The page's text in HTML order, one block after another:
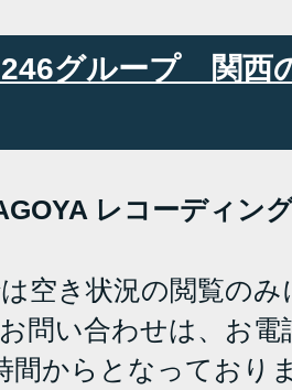
グループ 関西
レコーディン
空き状況の閲覧の
問い合わせは、お
間からとなっており